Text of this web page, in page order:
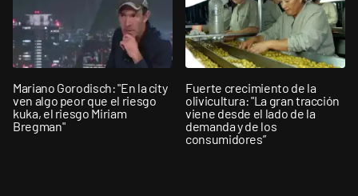
Mariano Gorodisch: "En la city
ven algo peor que el riesgo
kuka, el riesgo Miriam
Bregman"
Fuerte crecimiento de la
olivicultura: "La gran tracción
viene desde el lado de la
demanda y de los
consumidores”